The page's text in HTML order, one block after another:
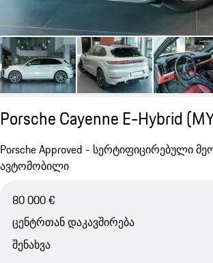
Porsche Cayenne E-Hybrid
Porsche Approved - სერტიფიცირებული
ავტომობილი
80 000 €
ცენტრთან დაკავშირება
შენახვა